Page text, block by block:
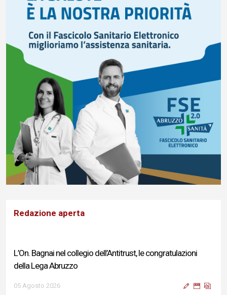
Redazione aperta
L’On. Bagnai nel collegio dell’Antitrust, le congratulazioni
della Lega Abruzzo
05 Agosto 2026